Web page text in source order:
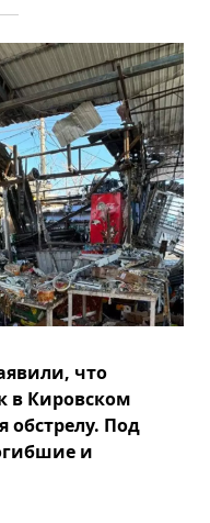
что
в Кировском
обстрелу. Под
и